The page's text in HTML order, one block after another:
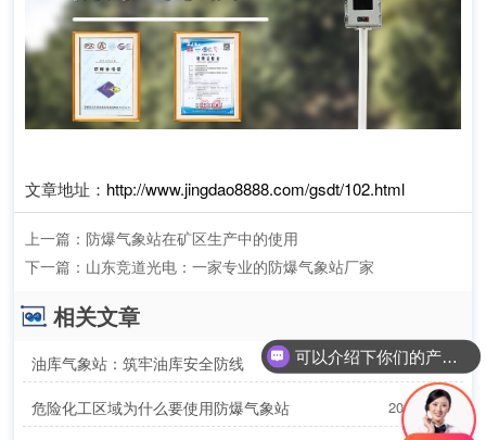
文章地址： http://www.jingdao8888.com/gsdt/102.html
上一篇： 防爆气象站在矿区生产中的使用
下一篇： 山东竞道光电：一家专业的防爆气象站厂家
相关文章
油库气象站：筑牢油库安全防线 2026-06-02
危险化工区域为什么要使用防爆气象站 2026-06-02
可以介绍下你们的产品么？